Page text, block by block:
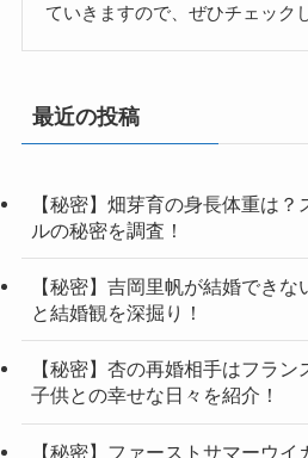
ていきますので、ぜひチェック
最近の投稿
【秘密】畑芽育の身長体重は
ルの秘密を調査！
【秘密】吉岡里帆が結婚でき
と結婚観を深掘り！
【秘密】杏の再婚相手はフラ
子供との幸せな日々を紹介！
【秘密】ファーストサマーウ